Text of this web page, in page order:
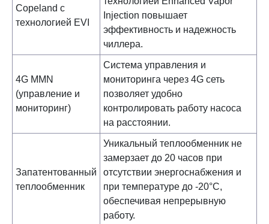
Copeland с
технологией EVI
Injection повышает
эффективность и надежность
чиллера.
4G MMN
(управление и
мониторинг)
Система управления и
мониторинга через 4G сеть
позволяет удобно
контролировать работу насоса
на расстоянии.
Запатентованный
теплообменник
Уникальный теплообменник не
замерзает до 20 часов при
отсутствии энергоснабжения и
при температуре до -20°С,
обеспечивая непрерывную
работу.